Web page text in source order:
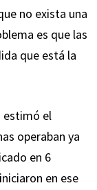
no exista una
es que las
que está la
estimó el
operaban ya
en 6
en ese